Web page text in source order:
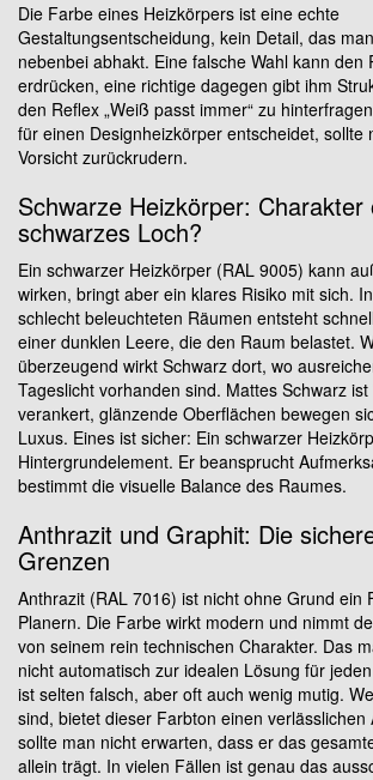
Die Farbe eines Heizkörpers ist eine echte
Gestaltungsentscheidung, kein Detail, das
nebenbei abhakt. Eine falsche Wahl kann den
erdrücken, eine richtige dagegen gibt ihm
den Reflex „Weiß passt immer“ zu
für einen Designheizkörper entscheidet, sollte
Vorsicht zurückrudern.
Schwarze Heizkörper: Charakter
schwarzes Loch?
Ein schwarzer Heizkörper (RAL 9005) kann
wirken, bringt aber ein klares Risiko mit sich.
schlecht beleuchteten Räumen entsteht
einer dunklen Leere, die den Raum belastet.
überzeugend wirkt Schwarz dort, wo
Tageslicht vorhanden sind. Mattes Schwarz
verankert, glänzende Oberflächen bewegen
Luxus. Eines ist sicher: Ein schwarzer
Hintergrundelement. Er beansprucht
bestimmt die visuelle Balance des Raumes.
Anthrazit und Graphit: Die
Grenzen
Anthrazit (RAL 7016) ist nicht ohne Grund ein
Planern. Die Farbe wirkt modern und nimmt
von seinem rein technischen Charakter. Das
nicht automatisch zur idealen Lösung für
ist selten falsch, aber oft auch wenig mutig.
sind, bietet dieser Farbton einen verlässlichen
sollte man nicht erwarten, dass er das
allein trägt. In vielen Fällen ist genau das